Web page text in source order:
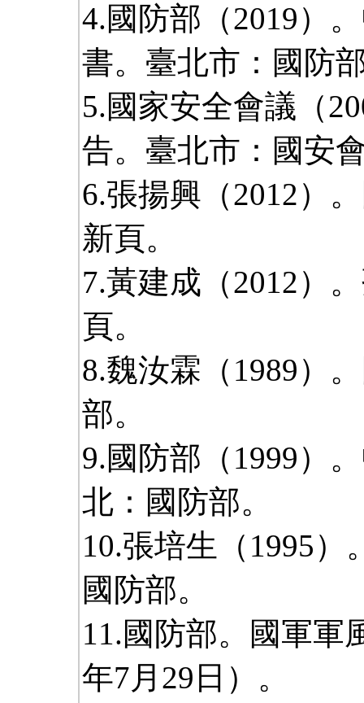
4.國防部（2019）
書。臺北市：國防
5.國家安全會議（
告。臺北市：國安
6.張揚興（2012）
新頁。
7.黃建成（2012）
頁。
8.魏汝霖（1989）
部。
9.國防部（1999）
北：國防部。
10.張培生（1995
國防部。
11.國防部。國軍軍
年7月29日）。